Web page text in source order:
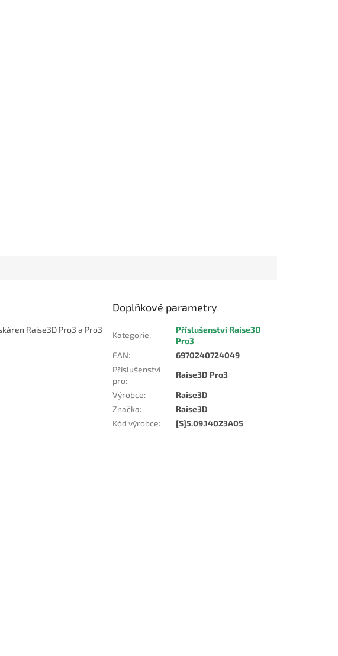
Raise3D Pro3 a Pro3
Doplňkové parametry
Kategorie:
Příslušenství Raise3D
Pro3
EAN:
6970240724049
Příslušenství
pro:
Raise3D Pro3
Výrobce:
Raise3D
Značka:
Raise3D
Kód výrobce: [S]5.09.14023A05